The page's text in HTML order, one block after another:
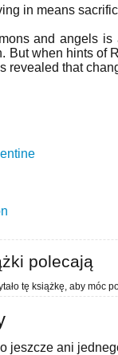
in means
and angels
But when hints of
revealed that
polecają
tę książkę, aby móc
jeszcze ani